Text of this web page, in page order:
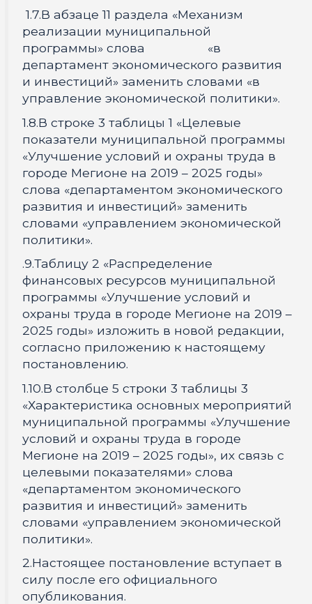
1.7.В абзаце 11 раздела «Механизм
реализации муниципальной
программы» слова «в
департамент экономического развития
и инвестиций» заменить словами «в
управление экономической политики».
1.8.В строке 3 таблицы 1 «Целевые
показатели муниципальной программы
«Улучшение условий и охраны труда в
городе Мегионе на 2019 – 2025 годы»
слова «департаментом экономического
развития и инвестиций» заменить
словами «управлением экономической
политики».
.9.Таблицу 2 «Распределение
финансовых ресурсов муниципальной
программы «Улучшение условий и
охраны труда в городе Мегионе на 2019 –
2025 годы» изложить в новой редакции,
согласно приложению к настоящему
постановлению.
1.10.В столбце 5 строки 3 таблицы 3
«Характеристика основных мероприятий
муниципальной программы «Улучшение
условий и охраны труда в городе
Мегионе на 2019 – 2025 годы», их связь с
целевыми показателями» слова
«департаментом экономического
развития и инвестиций» заменить
словами «управлением экономической
политики».
2.Настоящее постановление вступает в
силу после его официального
опубликования.